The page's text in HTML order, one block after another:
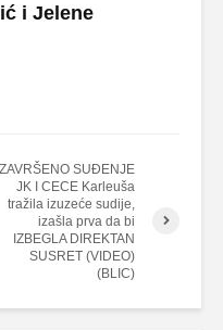
i Jelene
ZAVRŠENO SUĐENJE
JK I CECE Karleuša
tražila izuzeće sudije,
izašla prva da bi
IZBEGLA DIREKTAN
SUSRET (VIDEO)
(BLIC)